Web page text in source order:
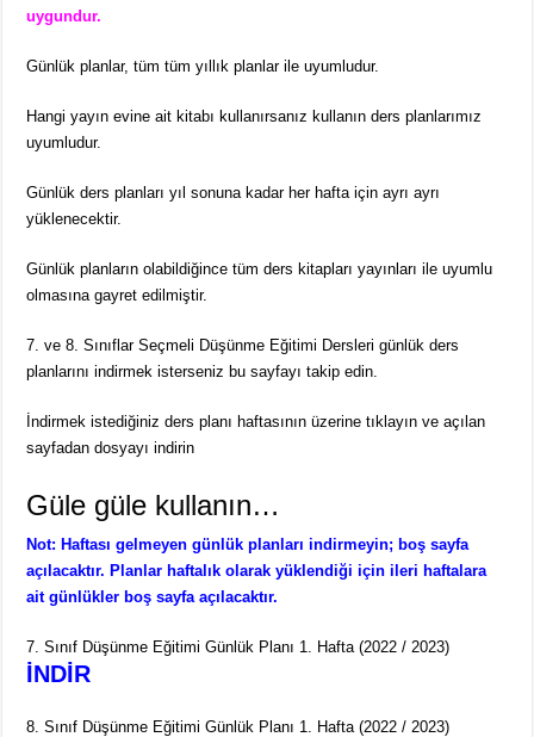
uygundur.
Günlük planlar, tüm tüm yıllık planlar ile uyumludur.
Hangi yayın evine ait kitabı kullanırsanız kullanın ders planlarımız
uyumludur.
Günlük ders planları yıl sonuna kadar her hafta için ayrı ayrı
yüklenecektir.
Günlük planların olabildiğince tüm ders kitapları yayınları ile uyumlu
olmasına gayret edilmiştir.
7. ve 8. Sınıflar Seçmeli Düşünme Eğitimi Dersleri günlük ders
planlarını indirmek isterseniz bu sayfayı takip edin.
İndirmek istediğiniz ders planı haftasının üzerine tıklayın ve açılan
sayfadan dosyayı indirin
Güle güle kullanın…
Not: Haftası gelmeyen günlük planları indirmeyin; boş sayfa
açılacaktır. Planlar haftalık olarak yüklendiği için ileri haftalara
ait günlükler boş sayfa açılacaktır.
7. Sınıf Düşünme Eğitimi Günlük Planı 1. Hafta (2022 / 2023)
İNDİR
8. Sınıf Düşünme Eğitimi Günlük Planı 1. Hafta (2022 / 2023)